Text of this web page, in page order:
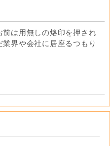
前は用無しの烙印を押され
業界や会社に居座るつもり